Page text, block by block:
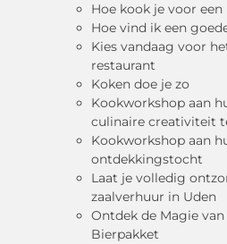
Hoe kook je voor
Hoe vind ik een
Kies vandaag voor
restaurant
Koken doe je zo
Kookworkshop aan
culinaire creativiteit
Kookworkshop aan
ontdekkingstocht
Laat je volledig
zaalverhuur in Uden
Ontdek de Magie
Bierpakket